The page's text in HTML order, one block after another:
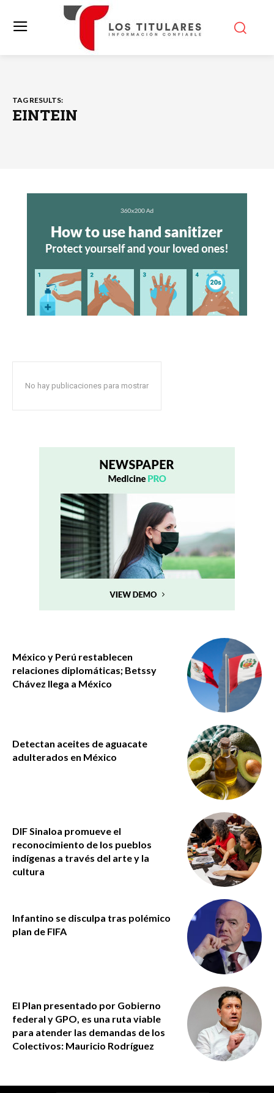
TAG RESULTS:
EINTEIN
No hay publicaciones para mostrar
México y Perú restablecen
relaciones diplomáticas; Betssy
Chávez llega a México
Detectan aceites de aguacate
adulterados en México
DIF Sinaloa promueve el
reconocimiento de los pueblos
indígenas a través del arte y la
cultura
Infantino se disculpa tras polémico
plan de FIFA
El Plan presentado por Gobierno
federal y GPO, es una ruta viable
para atender las demandas de los
Colectivos: Mauricio Rodríguez